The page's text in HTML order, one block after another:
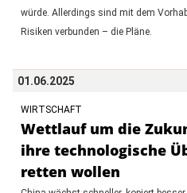
würde. Allerdings sind mit dem
Risiken verbunden – die Pläne.
01.06.2025
WIRTSCHAFT
Wettlauf um die
ihre technologische
retten wollen